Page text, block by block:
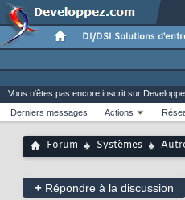
DI/DSI Solutions
Vous n'êtes pas encore inscrit sur
Derniers messages
Actions
Forum Systèmes
+ Répondre à la discussion